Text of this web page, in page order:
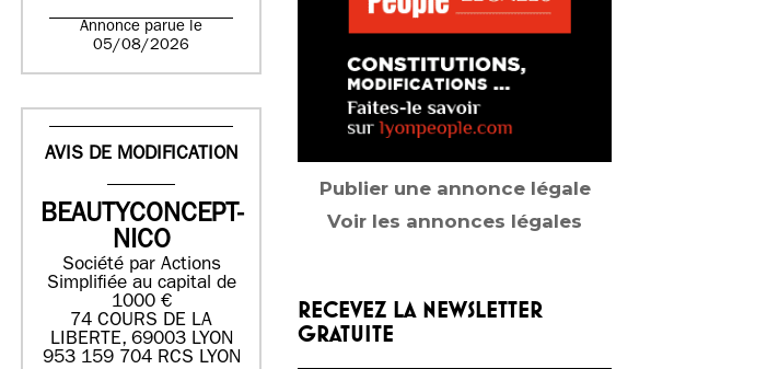
Annonce parue le
05/08/2026
AVIS DE MODIFICATION
BEAUTYCONCEPT-
NICO
Société par Actions
Simplifiée au capital de
1000 €
74 COURS DE LA
LIBERTE, 69003 LYON
953 159 704 RCS LYON
Publier une annonce légale
Voir les annonces légales
RECEVEZ LA NEWSLETTER
GRATUITE